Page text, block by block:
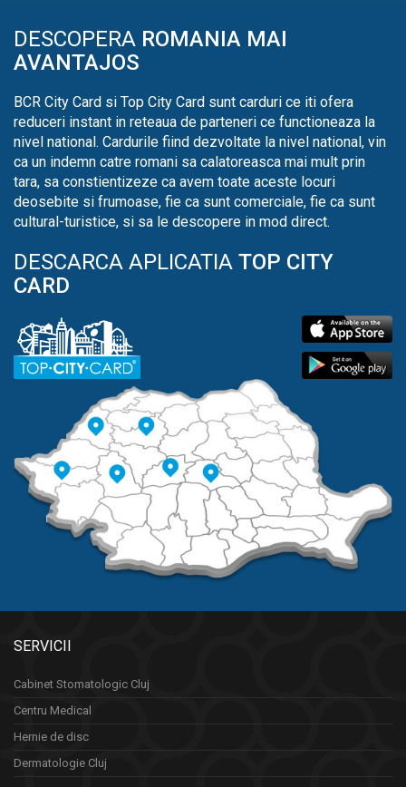
DESCOPERA ROMANIA MAI
AVANTAJOS
BCR City Card si Top City Card sunt carduri ce iti ofera
reduceri instant in reteaua de parteneri ce functioneaza la
nivel national. Cardurile fiind dezvoltate la nivel national, vin
ca un indemn catre romani sa calatoreasca mai mult prin
tara, sa constientizeze ca avem toate aceste locuri
deosebite si frumoase, fie ca sunt comerciale, fie ca sunt
cultural-turistice, si sa le descopere in mod direct.
DESCARCA APLICATIA TOP CITY
CARD
SERVICII
Cabinet Stomatologic Cluj
Centru Medical
Hernie de disc
Dermatologie Cluj